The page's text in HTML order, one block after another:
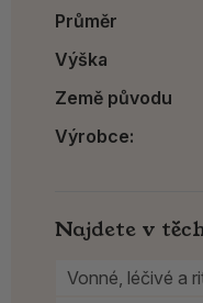
Průměr
Výška
Země původu
Výrobce:
Najdete v
Vonné, léčivé a